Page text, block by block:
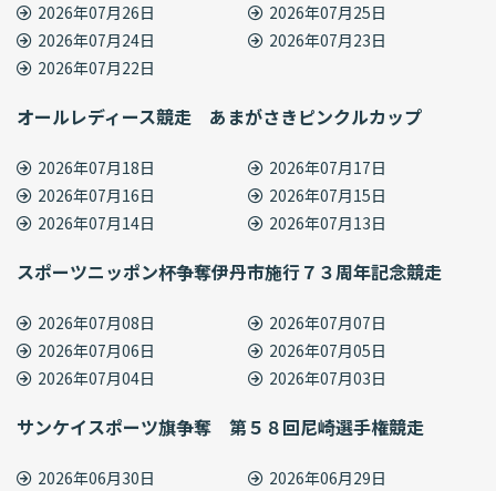
2026年07月26日
2026年07月25日
2026年07月24日
2026年07月23日
2026年07月22日
オールレディース競走 あまがさきピンクルカップ
2026年07月18日
2026年07月17日
2026年07月16日
2026年07月15日
2026年07月14日
2026年07月13日
スポーツニッポン杯争奪伊丹市施行７３周年記念競走
2026年07月08日
2026年07月07日
2026年07月06日
2026年07月05日
2026年07月04日
2026年07月03日
サンケイスポーツ旗争奪 第５８回尼崎選手権競走
2026年06月30日
2026年06月29日